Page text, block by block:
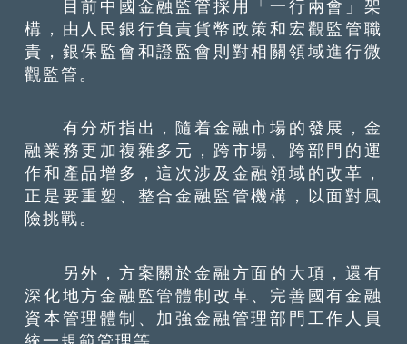
目前中國金融監管採用「一行兩會」架
構，由人民銀行負責貨幣政策和宏觀監管職
責，銀保監會和證監會則對相關領域進行微
觀監管。
有分析指出，隨着金融市場的發展，金
融業務更加複雜多元，跨市場、跨部門的運
作和產品增多，這次涉及金融領域的改革，
正是要重塑、整合金融監管機構，以面對風
險挑戰。
另外，方案關於金融方面的大項，還有
深化地方金融監管體制改革、完善國有金融
資本管理體制、加強金融管理部門工作人員